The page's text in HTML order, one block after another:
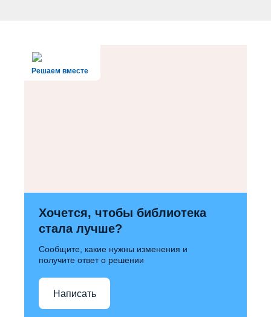
Решаем вместе
Хочется, чтобы библиотека
стала лучше?
Сообщите, какие нужны изменения и
получите ответ о решении
Написать